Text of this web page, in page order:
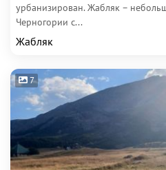
урбанизирован. Жабляк –
Черногории с...
Жабляк
7